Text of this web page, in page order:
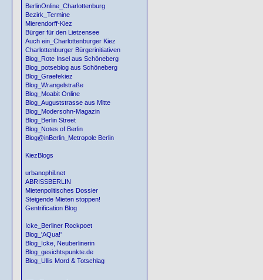
BerlinOnline_Charlottenburg
Bezirk_Termine
Mierendorff-Kiez
Bürger für den Lietzensee
Auch ein_Charlottenburger Kiez
Charlottenburger Bürgerinitiativen
Blog_Rote Insel aus Schöneberg
Blog_potseblog aus Schöneberg
Blog_Graefekiez
Blog_Wrangelstraße
Blog_Moabit Online
Blog_Auguststrasse aus Mitte
Blog_Modersohn-Magazin
Blog_Berlin Street
Blog_Notes of Berlin
Blog@inBerlin_Metropole Berlin
KiezBlogs
urbanophil.net
ABRISSBERLIN
Mietenpolitisches Dossier
Steigende Mieten stoppen!
Gentrification Blog
Icke_Berliner Rockpoet
Blog_'AQua!'
Blog_Icke, Neuberlinerin
Blog_gesichtspunkte.de
Blog_Ullis Mord & Totschlag